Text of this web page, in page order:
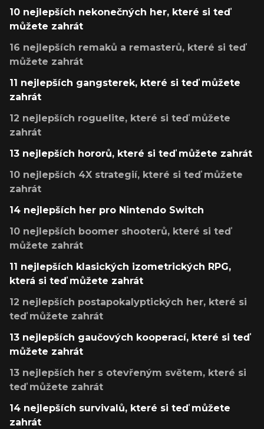
10 nejlepších nekonečných her, které si teď
můžete zahrát
16 nejlepších remaků a remasterů, které si teď
můžete zahrát
11 nejlepších gangsterek, které si teď můžete
zahrát
12 nejlepších roguelite, které si teď můžete
zahrát
13 nejlepších hororů, které si teď můžete zahrát
10 nejlepších 4X strategií, které si teď můžete
zahrát
14 nejlepších her pro Nintendo Switch
10 nejlepších boomer shooterů, které si teď
můžete zahrát
11 nejlepších klasických izometrických RPG,
která si teď můžete zahrát
12 nejlepších postapokalyptických her, které si
teď můžete zahrát
13 nejlepších gaučových kooperací, které si teď
můžete zahrát
13 nejlepších her s otevřeným světem, které si
teď můžete zahrát
14 nejlepších survivalů, které si teď můžete
zahrát